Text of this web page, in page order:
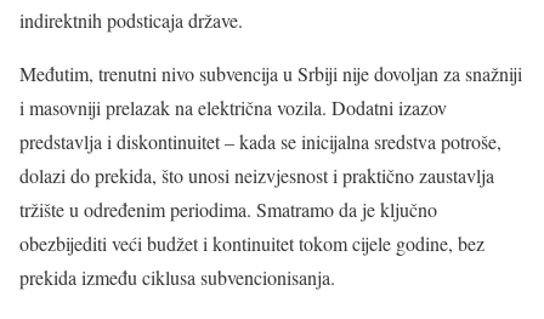
indirektnih podsticaja države.
Međutim, trenutni nivo subvencija u Srbiji nije dovoljan za snažniji
i masovniji prelazak na električna vozila. Dodatni izazov
predstavlja i diskontinuitet – kada se inicijalna sredstva potroše,
dolazi do prekida, što unosi neizvjesnost i praktično zaustavlja
tržište u određenim periodima. Smatramo da je ključno
obezbijediti veći budžet i kontinuitet tokom cijele godine, bez
prekida između ciklusa subvencionisanja.